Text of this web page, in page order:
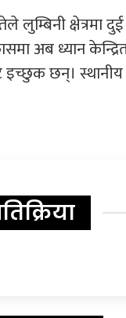
लुम्बिनी क्षेत्रमा
अब ध्यान
इच्छुक छन्।